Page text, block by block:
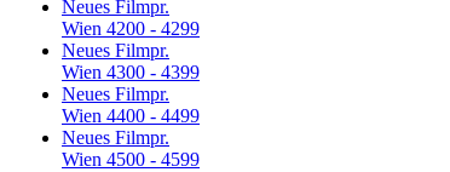
Neues Filmpr.
Wien 4200 - 4299
Neues Filmpr.
Wien 4300 - 4399
Neues Filmpr.
Wien 4400 - 4499
Neues Filmpr.
Wien 4500 - 4599